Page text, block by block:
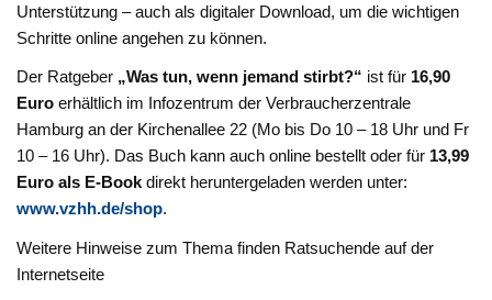
Unterstützung – auch als digitaler Download, um die wichtigen
Schritte online angehen zu können.
Der Ratgeber „Was tun, wenn jemand stirbt?“ ist für 16,90
Euroerhältlich im Infozentrum der Verbraucherzentrale
Hamburg an der Kirchenallee 22 (Mo bis Do 10 – 18 Uhr und Fr
10 – 16 Uhr). Das Buch kann auch online bestellt oder für 13,99
Euro als E-Bookdirekt heruntergeladen werden unter:
www.vzhh.de/shop.
Weitere Hinweise zum Thema finden Ratsuchende auf der
Internetseite